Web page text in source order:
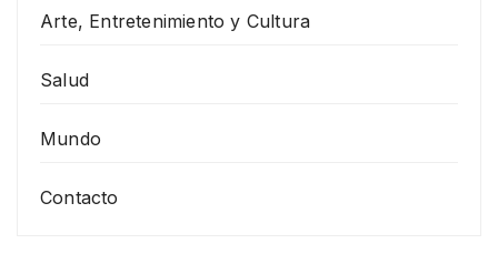
Arte, Entretenimiento y Cultura
Salud
Mundo
Contacto